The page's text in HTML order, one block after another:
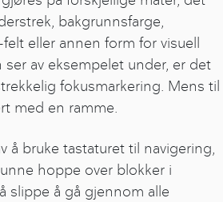
bakgrunnsfarge,
eller annen form for visuell
av eksempelet under, er det
fokusmarkering. Mens til
med en ramme.
å bruke tastaturet til navigering,
hoppe over blokker i
slippe å gå gjennom alle